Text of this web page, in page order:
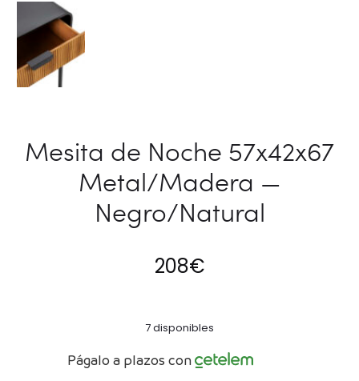
Mesita de Noche 57x42x67
Metal/Madera —
Negro/Natural
208€
7 disponibles
Págalo a plazos con